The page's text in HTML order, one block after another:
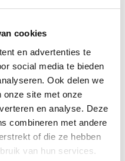
cookies
en advertenties te
social media te bieden
Ook delen we
onze site met onze
en analyse. Deze
combineren met andere
of die ze hebben
van hun services.